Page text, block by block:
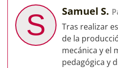
S Samuel S.
Tras realizar
de la
mecánica y el
pedagógica y